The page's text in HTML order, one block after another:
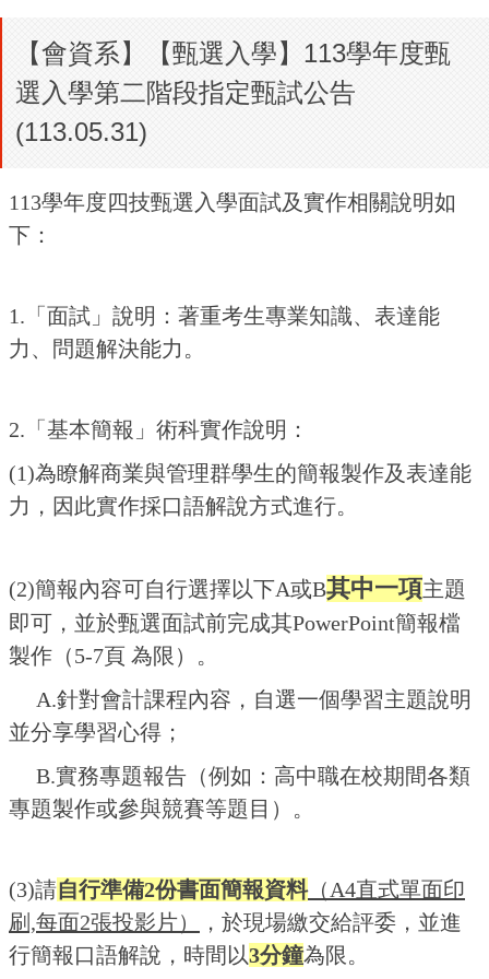
【會資系】【甄選入學】113學年度甄
選入學第二階段指定甄試公告
(113.05.31)
113學年度四技甄選入學面試及實作相關說明如
下：
1.「面試」說明：著重考生專業知識、表達能
力、問題解決能力。
2.「基本簡報」術科實作說明：
(1)為瞭解商業與管理群學生的簡報製作及表達能
力，因此實作採口語解說方式進行。
(2)簡報內容可自行選擇以下A或B其中一項主題
即可，並於甄選面試前完成其PowerPoint簡報檔
製作（5-7頁 為限）。
A.針對會計課程內容，自選一個學習主題說明
並分享學習心得；
B.實務專題報告（例如：高中職在校期間各類
專題製作或參與競賽等題目）。
(3)請自行準備2份書面簡報資料（A4直式單面印
刷,每面2張投影片）
，於現場繳交給評委，並進
行簡報口語解說，時間以3分鐘為限。